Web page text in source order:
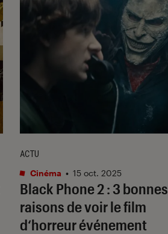
Black Phone 2: 3 bonnes
raisons de voir le film
d‘horreur événement
ACTU
Cinéma • 15 oct. 2025